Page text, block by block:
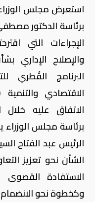
استعرض مجلس
برئاسة الدكتور
الإجراءات التي
والإصلاح الإداري
البرنامج القُطري
الاتفاق عليه خلال
الرئيس عبد الفتاح
الشأن نحو تعزيز
الاستفادة القصوى
وكخطوة نحو